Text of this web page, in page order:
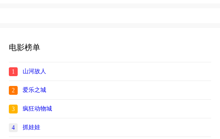
电影榜单
1 山河故人
2 爱乐之城
3 疯狂动物城
4 抓娃娃